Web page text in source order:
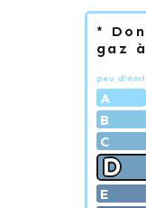
*
gaz
peu
A
B
C
D
E